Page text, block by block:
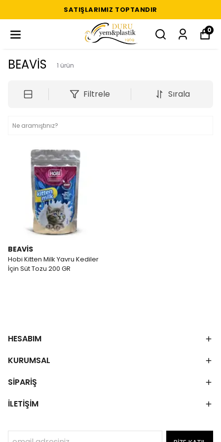
SATIŞLARIMIZ TOPTANDIR
0
BEAVİS 1 ürün
Filtrele Sırala
BEAVİS
Hobi Kitten Milk Yavru Kediler
İçin Süt Tozu 200 GR
HESABIM
KURUMSAL
SİPARİŞ
İLETİŞİM